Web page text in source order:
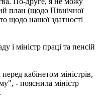
план (щодо Північної
щодо нашої здатності
і міністр праці та пенсій
кабінетом міністрів,
- пояснила міністр